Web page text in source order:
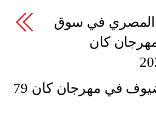
المصري في سوق
مهرجان كان
في مهرجان كان 79